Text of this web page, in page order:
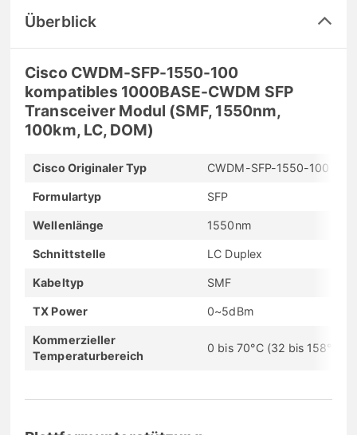
Überblick
Cisco CWDM-SFP-1550-100
kompatibles 1000BASE-CWDM SFP
Transceiver Modul (SMF, 1550nm,
100km, LC, DOM)
Cisco Originaler Typ CWDM-SFP-1550-100
Formulartyp SFP
Wellenlänge 1550nm
Schnittstelle LC Duplex
Kabeltyp SMF
TX Power 0~5dBm
Kommerzieller
Temperaturbereich
0 bis 70°C (32 bis 158°F)